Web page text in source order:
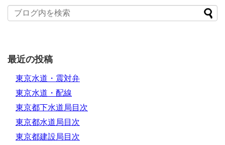
最近の投稿
東京水道・震対弁
東京水道・配線
東京都下水道局目次
東京都水道局目次
東京都建設局目次